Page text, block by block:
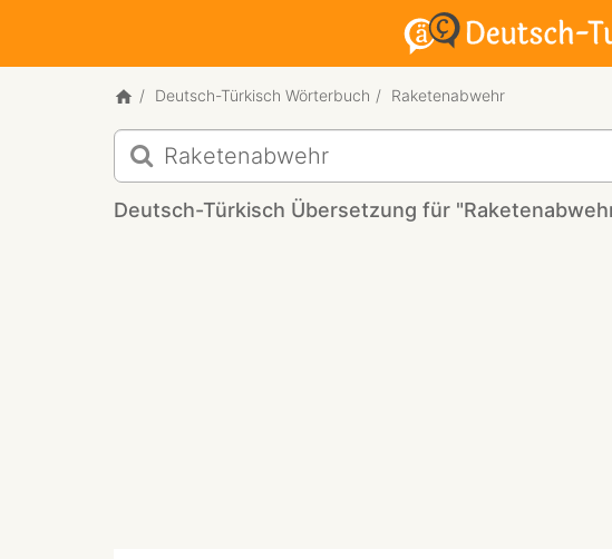
Deutsch-Türkisch Wörterbuch Raketenabwehr
Deutsch-
Türkisch
Übersetzung
für
Deutsch-Türkisch Übersetzung für